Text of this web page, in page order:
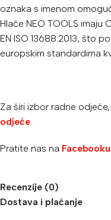
oznaka s imenom
Hlače NEO TOOLS
EN ISO 13688:2013, što
europskim standardima
Za širi izbor radne
odjeće.
Pratite nas na Facebooku
Recenzije (0)
Dostava i plaćanje